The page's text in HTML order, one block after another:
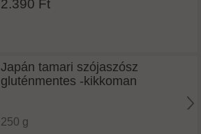
2.390 Ft
Japán tamari szójaszósz
gluténmentes -kikkoman
250 g